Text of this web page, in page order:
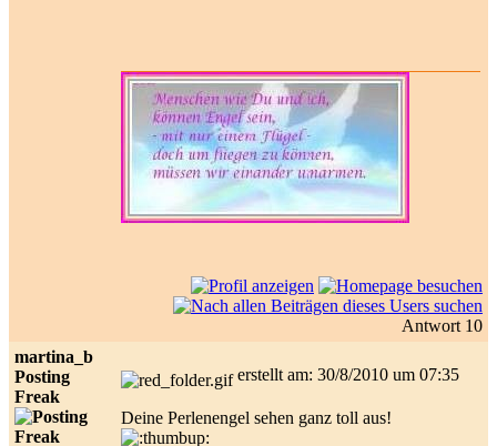
Antwort 10
martina_b
Posting
Freak
erstellt am: 30/8/2010 um 07:35
Deine Perlenengel sehen ganz toll aus!